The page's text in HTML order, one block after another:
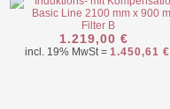
1.219,00 €
incl. 19% MwSt = 1.450,61 €